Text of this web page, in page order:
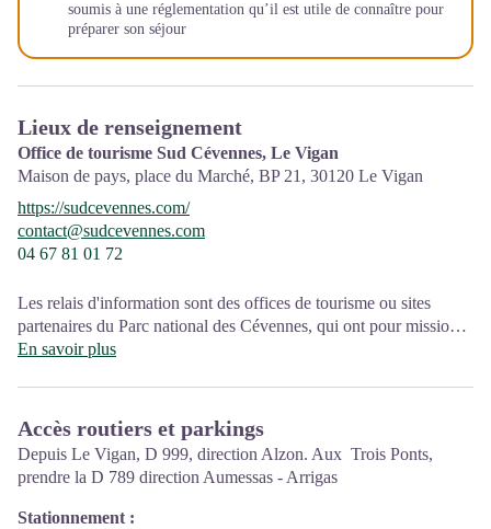
soumis à une réglementation qu’il est utile de connaître pour
préparer son séjour
Lieux de renseignement
Office de tourisme Sud Cévennes, Le Vigan
Maison de pays, place du Marché, BP 21, 30120 Le Vigan
https://sudcevennes.com/
contact@sudcevennes.com
04 67 81 01 72
Les relais d'information sont des offices de tourisme ou sites
partenaires du Parc national des Cévennes, qui ont pour mission
l'information et la sensibilisation sur l'offre de découverte et
Ouvert toute l'année (se renseigner pour les jours et horaires
d'ouverture en période hivernale)
En savoir plus
Accès routiers et parkings
Depuis Le Vigan, D 999, direction Alzon. Aux Trois Ponts,
prendre la D 789 direction Aumessas - Arrigas
Stationnement :